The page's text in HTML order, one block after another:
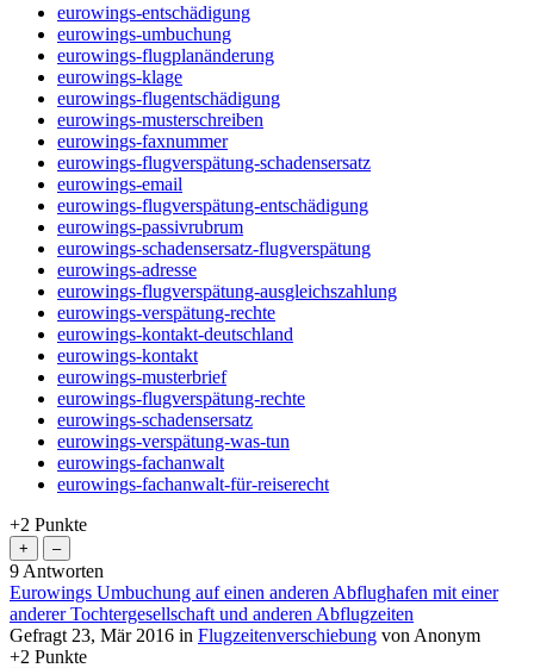
eurowings-entschädigung
eurowings-umbuchung
eurowings-flugplanänderung
eurowings-klage
eurowings-flugentschädigung
eurowings-musterschreiben
eurowings-faxnummer
eurowings-flugverspätung-schadensersatz
eurowings-email
eurowings-flugverspätung-entschädigung
eurowings-passivrubrum
eurowings-schadensersatz-flugverspätung
eurowings-adresse
eurowings-flugverspätung-ausgleichszahlung
eurowings-verspätung-rechte
eurowings-kontakt-deutschland
eurowings-kontakt
eurowings-musterbrief
eurowings-flugverspätung-rechte
eurowings-schadensersatz
eurowings-verspätung-was-tun
eurowings-fachanwalt
eurowings-fachanwalt-für-reiserecht
+2 Punkte
9 Antworten
Eurowings Umbuchung auf einen anderen Abflughafen mit einer
anderer Tochtergesellschaft und anderen Abflugzeiten
Gefragt 23, Mär 2016 in Flugzeitenverschiebung von Anonym
+2 Punkte